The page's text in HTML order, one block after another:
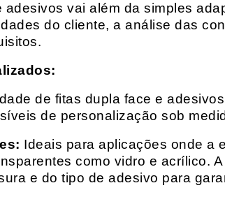
vai além da simples
do cliente, a análise das
de fitas dupla face e
de personalização sob
Ideais para aplicações onde a
como vidro e acrílico.
e do tipo de adesivo para